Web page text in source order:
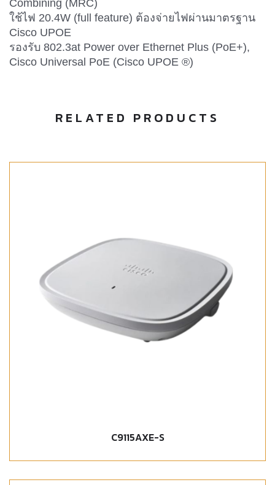
Combining (MRC)
ใช้ไฟ 20.4W (full feature) ต้องจ่ายไฟผ่านมาตรฐาน
Cisco UPOE
รองรับ 802.3at Power over Ethernet Plus (PoE+),
Cisco Universal PoE (Cisco UPOE ®)
RELATED PRODUCTS
C9115AXE-S